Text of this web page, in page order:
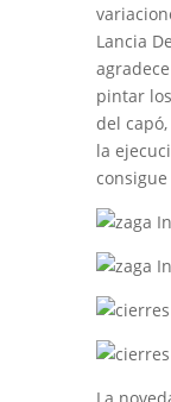
Lancia
pintar
del
la